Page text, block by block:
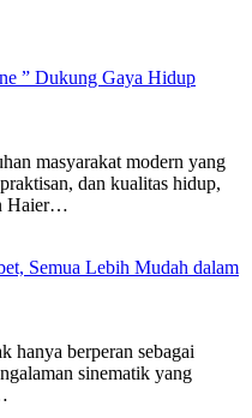
” Dukung Gaya Hidup
masyarakat modern yang
dan kualitas hidup,
Haier…
Semua Lebih Mudah dalam
hanya berperan sebagai
sinematik yang